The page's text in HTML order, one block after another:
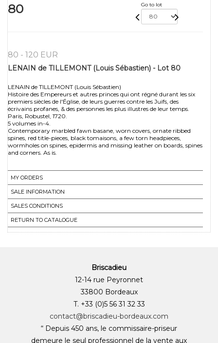
80 Go to lot
80 - 120 EUR
LENAIN de TILLEMONT (Louis Sébastien) - Lot 80
LENAIN de TILLEMONT (Louis Sébastien)
Histoire des Empereurs et autres princes qui ont régné durant les six
premiers siècles de l'Église, de leurs guerres contre les Juifs, des
écrivains profanes, & des personnes les plus illustres de leur temps.
Paris, Robustel, 1720.
5 volumes in-4.
Contemporary marbled fawn basane, worn covers, ornate ribbed
spines, red title-pieces, black tomaisons, a few torn headpieces,
wormholes on spines, epidermis and missing leather on boards, spines
and corners. As is.
MY ORDERS
SALE INFORMATION
SALES CONDITIONS
RETURN TO CATALOGUE
Briscadieu
12-14 rue Peyronnet
33800 Bordeaux
T. +33 (0)5 56 31 32 33
contact@briscadieu-bordeaux.com
“ Depuis 450 ans, le commissaire-priseur
demeure le seul professionnel de la vente aux